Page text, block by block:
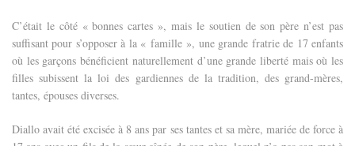
C’était le côté « bonnes cartes », mais le soutien de son père n’est pas
suffisant pour s’opposer à la « famille », une grande fratrie de 17 enfants
où les garçons bénéficient naturellement d’une grande liberté mais où les
filles subissent la loi des gardiennes de la tradition, des grand-mères,
tantes, épouses diverses.
Diallo avait été excisée à 8 ans par ses tantes et sa mère, mariée de force à